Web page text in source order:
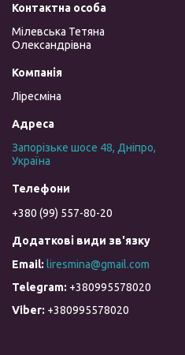
Мілевська Тетяна
Олександрівна
Ліресміна
Запорізьке шосе 48, Дніпро,
Україна
+380 (99) 557-80-20
liresmina@gmail.com
+380995578020
+380995578020